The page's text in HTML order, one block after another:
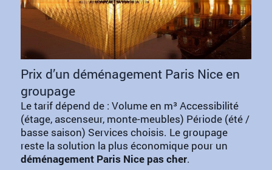
Prix d’un déménagement Paris Nice en
groupage
Le tarif dépend de : Volume en m³ Accessibilité
(étage, ascenseur, monte-meubles) Période (été /
basse saison) Services choisis. Le groupage
reste la solution la plus économique pour un
déménagement Paris Nice pas cher.